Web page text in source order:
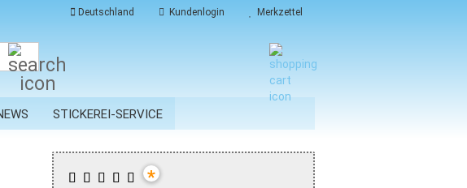
Deutschland Kundenlogin Merkzettel
STICKEREI-SERVICE
*